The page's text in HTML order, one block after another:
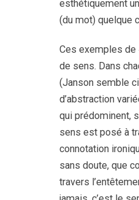
esthétiquement
(du mot) quelque
Ces exemples de
de sens. Dans
(Janson semble
d’abstraction
qui prédominent,
sens est posé à
connotation
sans doute, que
travers